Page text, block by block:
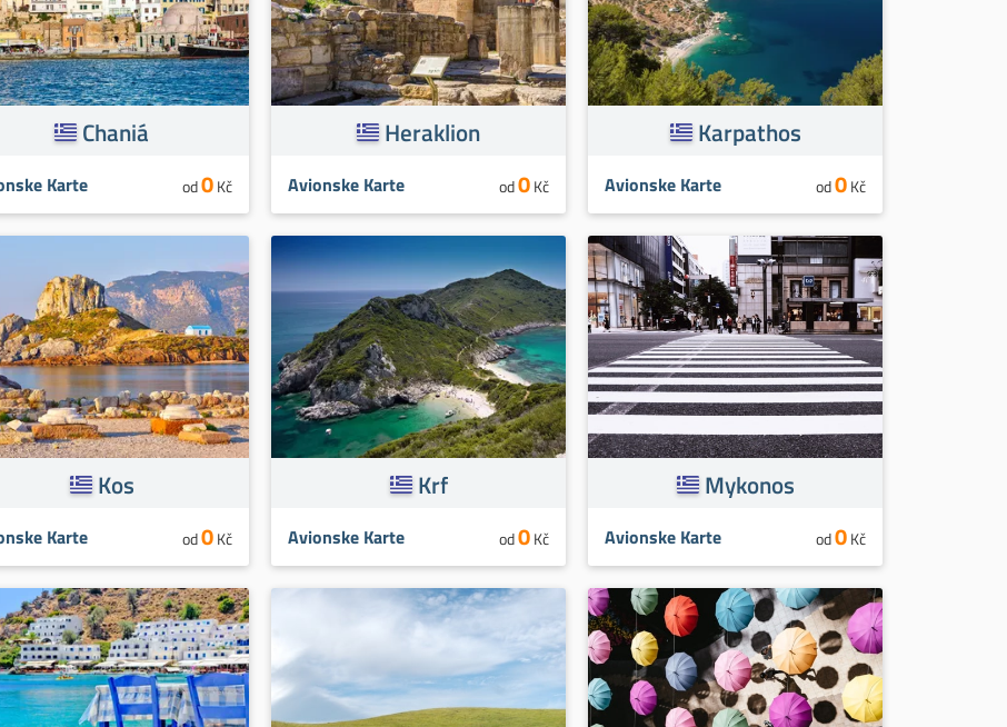
Chaniá
Karte od0Kč
Heraklion
Avionske Karte od0Kč
Karpathos
Avionske Karte od0Kč
Kos
Karte od0Kč
Krf
Avionske Karte od0Kč
Mykonos
Avionske Karte od0Kč